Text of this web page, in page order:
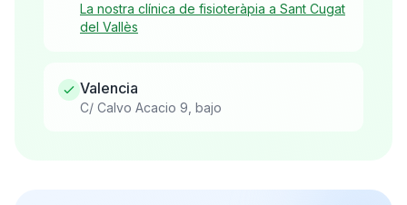
La nostra clínica de fisioteràpia a Sant Cugat
del Vallès
Valencia
C/ Calvo Acacio 9, bajo